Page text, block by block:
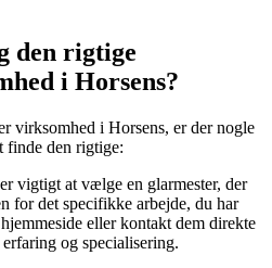
den rigtige
i Horsens?
virksomhed i Horsens, er der nogle
finde den rigtige:
vigtigt at vælge en glarmester, der
for det specifikke arbejde, du har
eller kontakt dem direkte
og specialisering.